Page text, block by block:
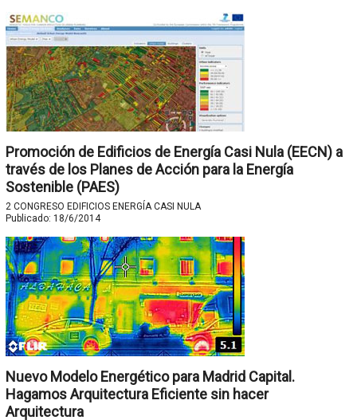
Promoción de Edificios de Energía Casi Nula (EECN) a
través de los Planes de Acción para la Energía
Sostenible (PAES)
2 CONGRESO EDIFICIOS ENERGÍA CASI NULA
Publicado: 18/6/2014
Nuevo Modelo Energético para Madrid Capital.
Hagamos Arquitectura Eficiente sin hacer
Arquitectura